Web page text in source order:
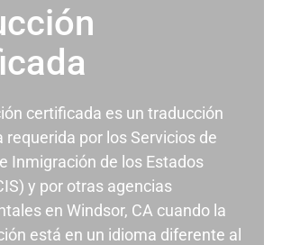
certificada es un traducción
requerida por los Servicios de
Inmigración de los Estados
y por otras agencias
en Windsor, CA cuando la
está en un idioma diferente al